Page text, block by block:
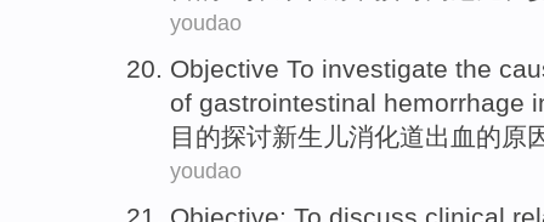
youdao
Objective To investigate the
of gastrointestinal hemorrhage
目的探讨新生儿消化道出血 的原
youdao